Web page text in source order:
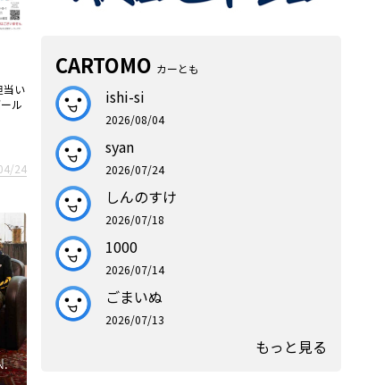
当い
ル
24
CARTOMO カーとも
ishi-si
2026/08/04
syan
2026/07/24
しんのすけ
2026/07/18
1000
2026/07/14
ごまいぬ
2026/07/13
もっと見る